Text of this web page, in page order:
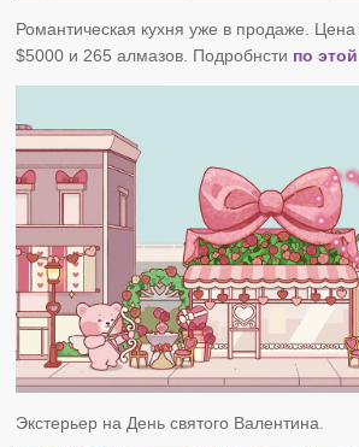
Романтическая кухня уже в продаже.
$5000 и 265 алмазов. Подробнсти по
Экстерьер на День святого Валентина.